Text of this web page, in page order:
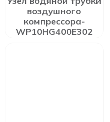
воздушного
компрессора-
WP10HG400E302